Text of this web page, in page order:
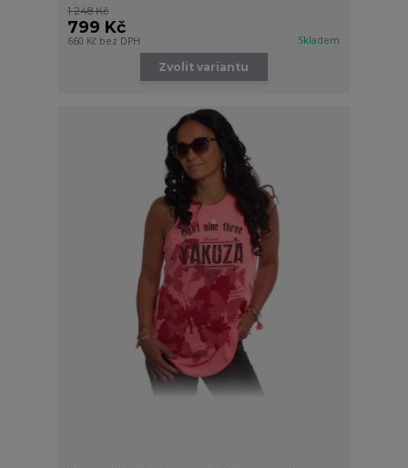
1 248 Kč
799 Kč
660 Kč bez DPH Skladem
Zvolit variantu